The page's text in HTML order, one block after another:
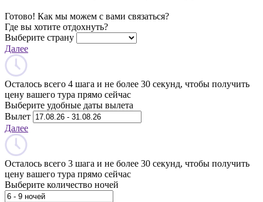
Готово! Как мы можем с вами связаться?
Где вы хотите отдохнуть?
Выберите страну
Далее
Осталось всего 4 шага и не более 30 секунд, чтобы получить
цену вашего тура прямо сейчас
Выберите удобные даты вылета
Вылет
Далее
Осталось всего 3 шага и не более 30 секунд, чтобы получить
цену вашего тура прямо сейчас
Выберите количество ночей